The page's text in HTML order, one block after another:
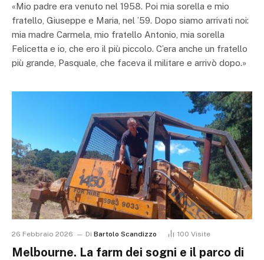
«Mio padre era venuto nel 1958. Poi mia sorella e mio
fratello, Giuseppe e Maria, nel ’59. Dopo siamo arrivati noi:
mia madre Carmela, mio fratello Antonio, mia sorella
Felicetta e io, che ero il più piccolo. C’era anche un fratello
più grande, Pasquale, che faceva il militare e arrivò dopo.»
26 Febbraio 2026 Di Bartolo Scandizzo 100 Visite
Melbourne. La farm dei sogni e il parco di